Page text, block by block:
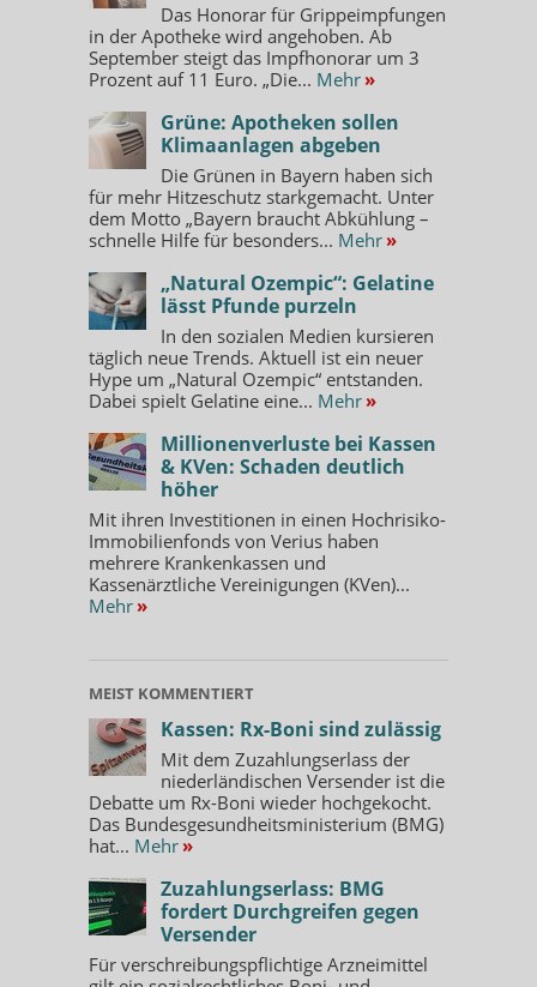
Das Honorar für Grippeimpfungen
in der Apotheke wird angehoben. Ab
September steigt das Impfhonorar um 3
Prozent auf 11 Euro. „Die... Mehr »
Grüne: Apotheken sollen
Klimaanlagen abgeben
Die Grünen in Bayern haben sich
für mehr Hitzeschutz starkgemacht. Unter
dem Motto „Bayern braucht Abkühlung –
schnelle Hilfe für besonders... Mehr »
„Natural Ozempic“: Gelatine
lässt Pfunde purzeln
In den sozialen Medien kursieren
täglich neue Trends. Aktuell ist ein neuer
Hype um „Natural Ozempic“ entstanden.
Dabei spielt Gelatine eine... Mehr »
Millionenverluste bei Kassen
& KVen: Schaden deutlich
höher
Mit ihren Investitionen in einen Hochrisiko-
Immobilienfonds von Verius haben
mehrere Krankenkassen und
Kassenärztliche Vereinigungen (KVen)...
Mehr »
MEIST KOMMENTIERT
Kassen: Rx-Boni sind zulässig
Mit dem Zuzahlungserlass der
niederländischen Versender ist die
Debatte um Rx-Boni wieder hochgekocht.
Das Bundesgesundheitsministerium (BMG)
hat... Mehr »
Zuzahlungserlass: BMG
fordert Durchgreifen gegen
Versender
Für verschreibungspflichtige Arzneimittel